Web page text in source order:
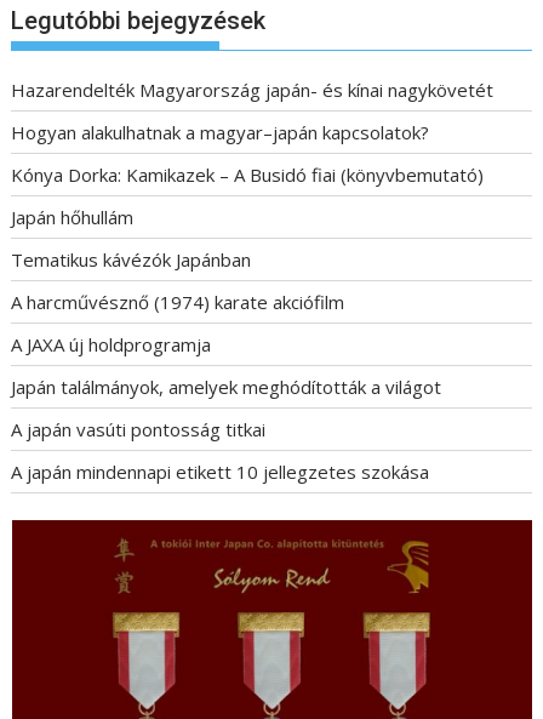
Legutóbbi bejegyzések
Hazarendelték Magyarország japán- és kínai nagykövetét
Hogyan alakulhatnak a magyar–japán kapcsolatok?
Kónya Dorka: Kamikazek – A Busidó fiai (könyvbemutató)
Japán hőhullám
Tematikus kávézók Japánban
A harcművésznő (1974) karate akciófilm
A JAXA új holdprogramja
Japán találmányok, amelyek meghódították a világot
A japán vasúti pontosság titkai
A japán mindennapi etikett 10 jellegzetes szokása